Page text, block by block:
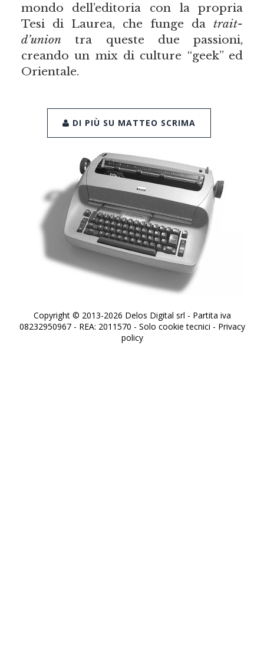
mondo dell’editoria con la propria
Tesi di Laurea, che funge datrait-
d’uniontra queste due passioni,
creando un mix di culture “geek” ed
Orientale.
DI PIÙ SU MATTEO SCRIMA
Copyright © 2013-2026 Delos Digital srl - Partita iva
08232950967 - REA: 2011570 - Solo cookie tecnici - Privacy
policy